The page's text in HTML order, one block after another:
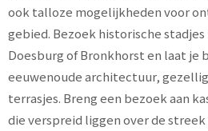
ook talloze mogelijkheden voor
gebied. Bezoek historische
Doesburg of Bronkhorst en laat je
eeuwenoude architectuur,
terrasjes. Breng een bezoek aan
die verspreid liggen over de